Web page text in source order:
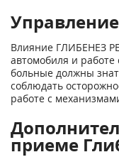
Влияние ГЛИБЕНЕЗ
автомобиля и
больные должны
соблюдать
работе с
приеме